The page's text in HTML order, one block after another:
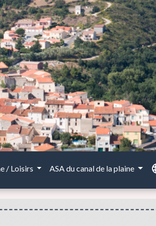
/ Loisirs ASA du canal de la plaine